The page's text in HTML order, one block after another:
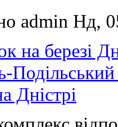
admin Нд,
на березі
Дністрі